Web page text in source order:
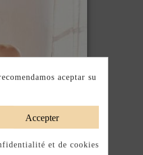
aceptar su
Accepter
et de cookies